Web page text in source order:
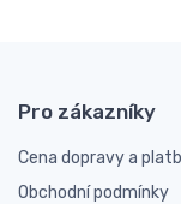
Pro zákazníky
Cena dopravy a
Obchodní podmínky